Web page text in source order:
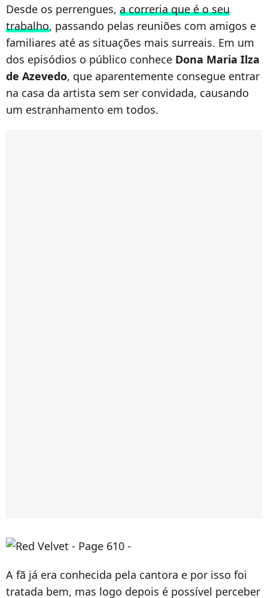
Desde os perrengues, a correria que é o seu
trabalho, passando pelas reuniões com amigos e
familiares até as situações mais surreais. Em um
dos episódios o público conhece Dona Maria Ilza
de Azevedo, que aparentemente consegue entrar
na casa da artista sem ser convidada, causando
um estranhamento em todos.
A fã já era conhecida pela cantora e por isso foi
tratada bem, mas logo depois é possível perceber